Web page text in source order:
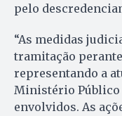
pelo
“As medidas
tramitação
representando a
Ministério Público
envolvidos. As